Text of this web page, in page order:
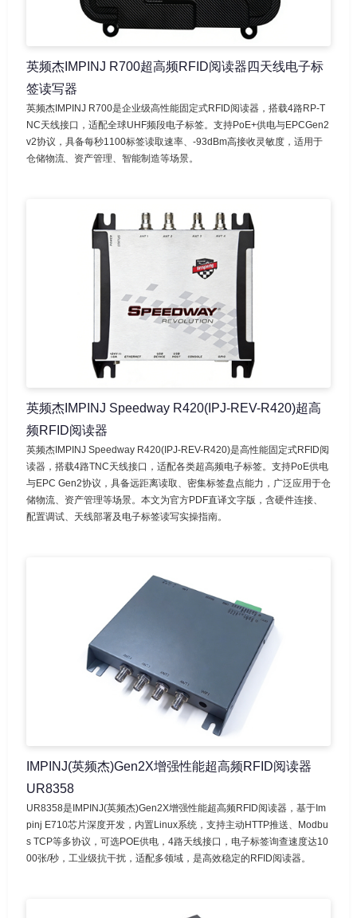
英频杰IMPINJ R700超高频RFID阅读器四天线电子标
签读写器
英频杰IMPINJ R700是企业级高性能固定式RFID阅读器，搭载4路RP-T
NC天线接口，适配全球UHF频段电子标签。支持PoE+供电与EPCGen2
v2协议，具备每秒1100标签读取速率、-93dBm高接收灵敏度，适用于
仓储物流、资产管理、智能制造等场景。
英频杰IMPINJ Speedway R420(IPJ-REV-R420)超高
频RFID阅读器
英频杰IMPINJ Speedway R420(IPJ-REV-R420)是高性能固定式RFID阅
读器，搭载4路TNC天线接口，适配各类超高频电子标签。支持PoE供电
与EPC Gen2协议，具备远距离读取、密集标签盘点能力，广泛应用于仓
储物流、资产管理等场景。本文为官方PDF直译文字版，含硬件连接、
配置调试、天线部署及电子标签读写实操指南。
IMPINJ(英频杰)Gen2X增强性能超高频RFID阅读器
UR8358
UR8358是IMPINJ(英频杰)Gen2X增强性能超高频RFID阅读器，基于Im
pinj E710芯片深度开发，内置Linux系统，支持主动HTTP推送、Modbu
s TCP等多协议，可选POE供电，4路天线接口，电子标签询查速度达10
00张/秒，工业级抗干扰，适配多领域，是高效稳定的RFID阅读器。